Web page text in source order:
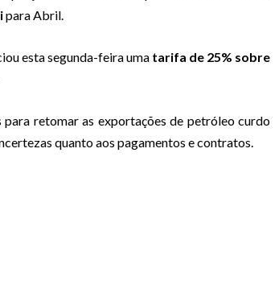
para Abril.
esta segunda-feira uma tarifa de 25% sobre
retomar as exportações de petróleo curdo
quanto aos pagamentos e contratos.